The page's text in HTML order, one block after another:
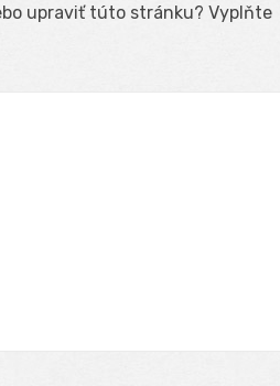
upraviť túto stránku? Vyplňte